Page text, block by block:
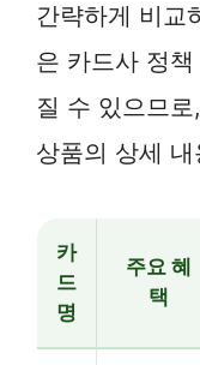
간략하게 비교
은 카드사 정
질 수 있으므
상품의 상세
카
드
명
주요 혜
택